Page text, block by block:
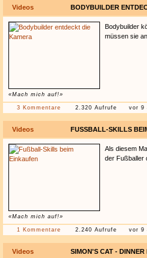
Videos BODYBUILDER
«Mach mich auf!»
Bodybuilder
müssen sie
3 Kommentare 2.320 Aufrufe vor 9
Videos FUSSBALL-SKILLS
«Mach mich auf!»
Als diesem
der Fußballer
1 Kommentare 2.240 Aufrufe vor 9
Videos SIMON'S CAT - DINNER